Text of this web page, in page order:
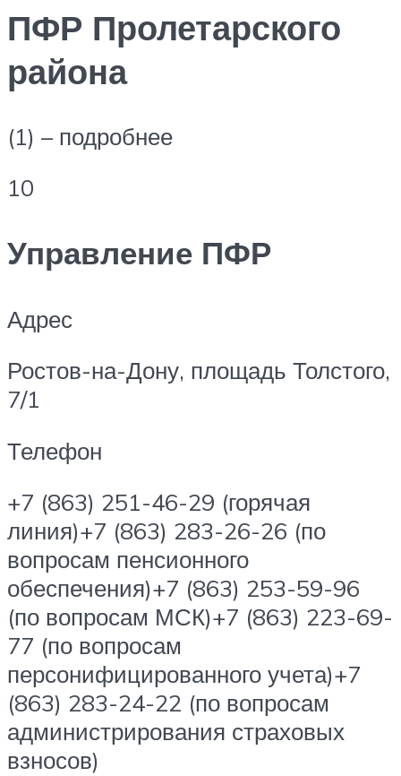
ПФР Пролетарского
района
(1) – подробнее
10
Управление ПФР
Адрес
Ростов-на-Дону, площадь Толстого,
7/1
Телефон
+7 (863) 251-46-29 (горячая
линия)+7 (863) 283-26-26 (по
вопросам пенсионного
обеспечения)+7 (863) 253-59-96
(по вопросам МСК)+7 (863) 223-69-
77 (по вопросам
персонифицированного учета)+7
(863) 283-24-22 (по вопросам
администрирования страховых
взносов)